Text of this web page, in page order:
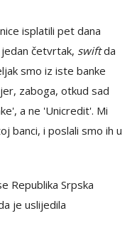
isplatili pet dana
četvrtak, swiftda
smo iz iste banke
zaboga, otkud sad
a ne 'Unicredit'. Mi
banci, i poslali smo ih u
Republika Srpska
je uslijedila